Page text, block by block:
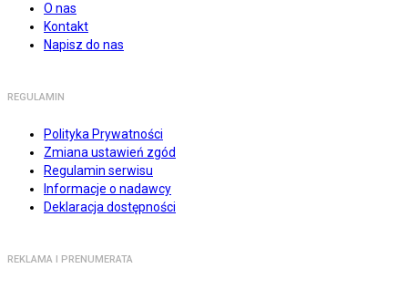
O nas
Kontakt
Napisz do nas
REGULAMIN
Polityka Prywatności
Zmiana ustawień zgód
Regulamin serwisu
Informacje o nadawcy
Deklaracja dostępności
REKLAMA I PRENUMERATA